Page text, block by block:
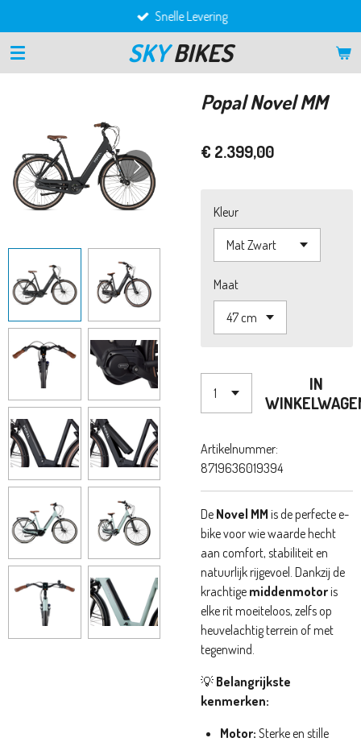
direct
naar
de
SKY BIKES
Snelle Levering
Popal Novel MM
€ 2.399,00
Kleur
Maat
IN
Artikelnummer:
8719636019394
De Novel MM is de perfecte e-
bike voor wie waarde hecht
aan comfort, stabiliteit en
natuurlijk rijgevoel. Dankzij de
krachtige middenmotoris
elke rit moeiteloos, zelfs op
heuvelachtig terrein of met
tegenwind.
💡 Belangrijkste
kenmerken:
Motor: Sterke en stille